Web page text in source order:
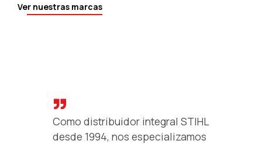
Ver nuestras marcas
Como distribuidor integral STIHL
desde 1994, nos especializamos